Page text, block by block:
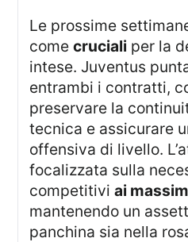
Le prossime settimane sono indicate
comecruciali per la
intese. Juventus
entrambi i contratti,
preservare la
tecnica e assicurare
offensiva di livello.
focalizzata sulla
competitiviai
mantenendo un
panchina sia nella